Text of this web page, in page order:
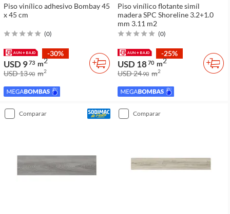
Piso vinílico adhesivo Bombay 45
x 45 cm
(0)
-30%
USD 973 m2
USD 1390 m2
Piso vinílico flotante simíl
madera SPC Shoreline 3.2+1.0
mm 3.11 m2
(0)
-25%
USD 1870 m2
USD 2490 m2
comparar comparar